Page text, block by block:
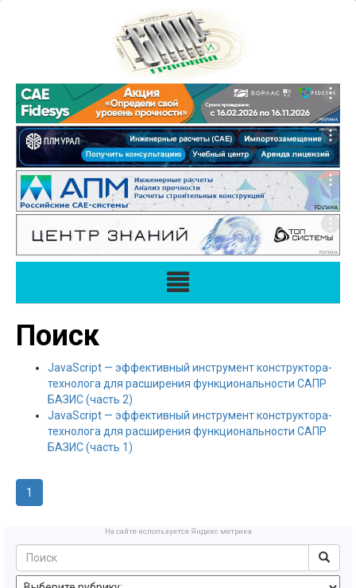
Поиск
JavaScript — эффективный инструмент конструктора-
технолога для расширения функциональности САПР
БАЗИС (часть 2)
JavaScript — эффективный инструмент конструктора-
технолога для расширения функциональности САПР
БАЗИС (часть 1)
1
На сайте используется Яндекс метрика